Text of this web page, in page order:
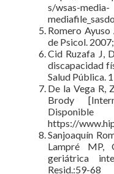
s/wsas-media-
Romero
de Psicol.
Cid Ruzafa J,
discapacidad
Salud Pública.
De la Vega R,
Brody
https://
Sanjoaquín
Lampré MP,
geriátrica
Resid.:59-68